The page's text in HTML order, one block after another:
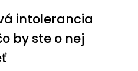
intolerancia
by ste o nej